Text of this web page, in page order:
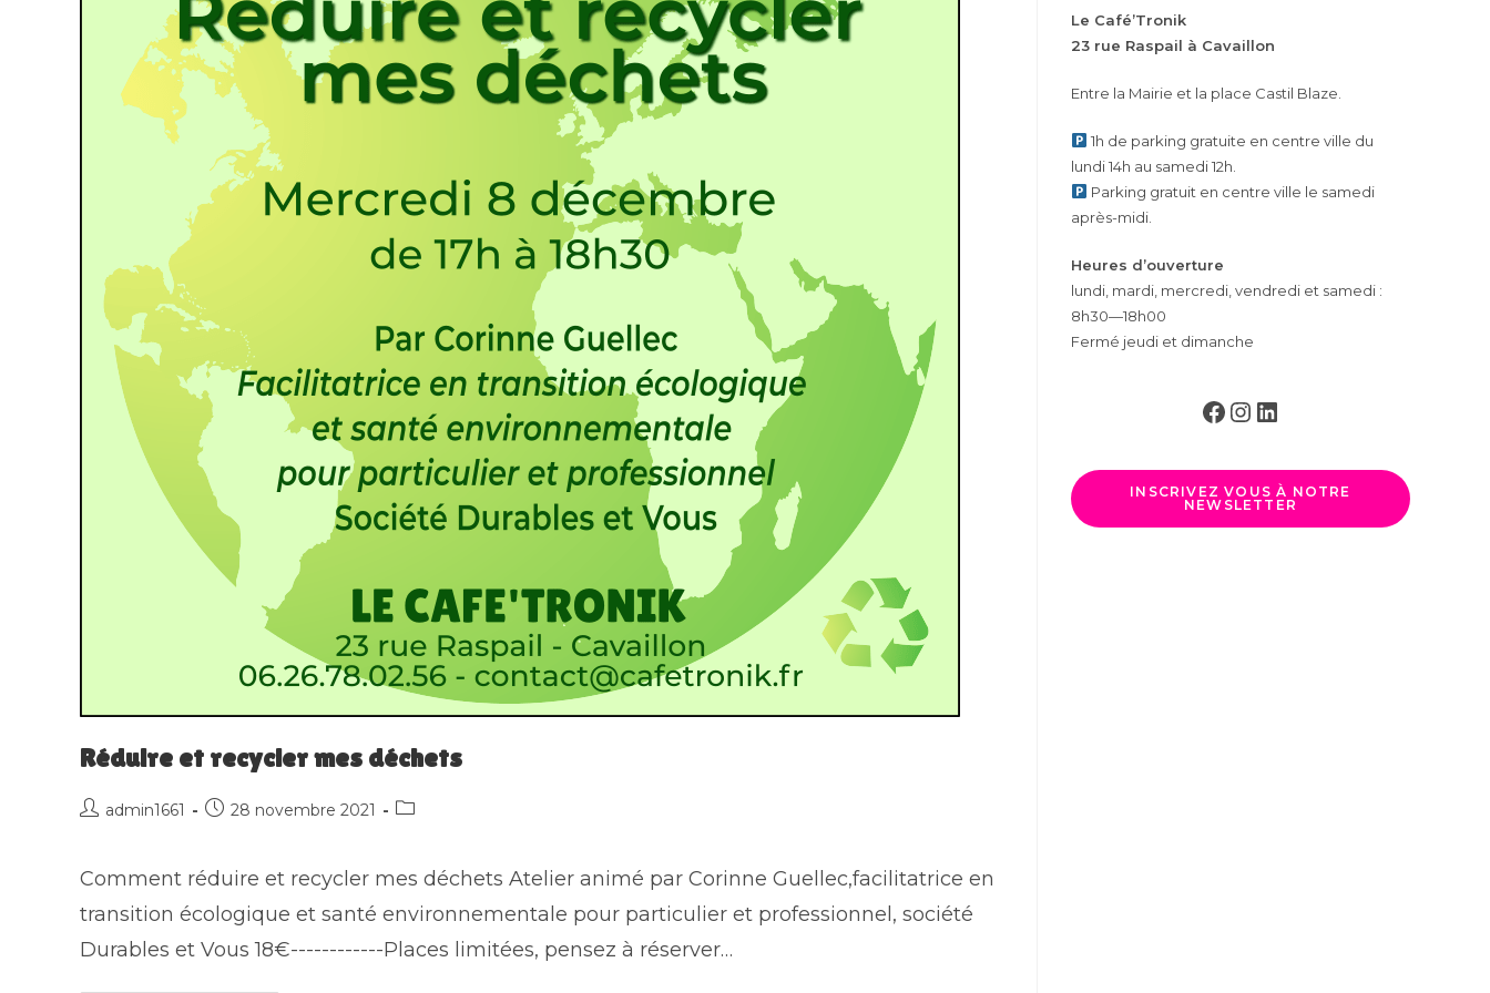
Réduire et recycler mes déchets
Auteur/autrice
publication :
admin1661
Publication
28 novembre 2021
Post
Comment réduire et recycler mes déchets Atelier animé par Corinne Guellec,facilitatrice en
transition écologique et santé environnementale pour particulier et professionnel, société
Durables et Vous 18€------------Places limitées, pensez à réserver…
Le Café’Tronik
23 rue Raspail à Cavaillon
Entre la Mairie et la place Castil Blaze.
1h de parking gratuite en centre ville du
lundi 14h au samedi 12h.
Parking gratuit en centre ville le samedi
après-midi.
Heures d’ouverture
lundi, mardi, mercredi, vendredi et samedi :
8h30—18h00
Fermé jeudi et dimanche
Facebook
Instagram
LinkedIn
INSCRIVEZ VOUS À NOTRE
NEWSLETTER